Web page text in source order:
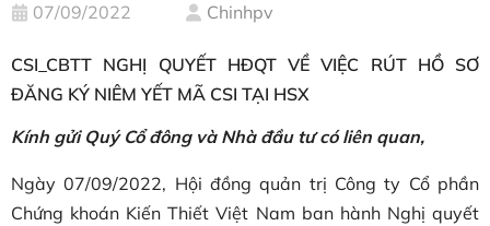
07/09/2022 Chinhpv
CSI_CBTT NGHỊ QUYẾT HĐQT VỀ VIỆC RÚT HỒ SƠ
ĐĂNG KÝ NIÊM YẾT MÃ CSI TẠI HSX
Kính gửi Quý Cổ đông và Nhà đầu tư có liên quan,
Ngày 07/09/2022, Hội đồng quản trị Công ty Cổ phần
Chứng khoán Kiến Thiết Việt Nam ban hành Nghị quyết